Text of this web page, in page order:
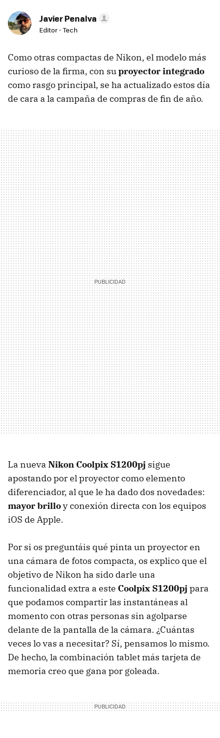
Javier Penalva
Editor - Tech
Como otras compactas de Nikon, el modelo más
curioso de la firma, con suproyector integrado
como rasgo principal, se ha actualizado estos día
de cara a la campaña de compras de fin de año.
La nueva Nikon Coolpix S1200pj sigue
apostando por el proyector como elemento
diferenciador, al que le ha dado dos novedades:
mayor brilloy conexión directa con los equipos
iOS de Apple.
Por si os preguntáis qué pinta un proyector en
una cámara de fotos compacta, os explico que el
objetivo de Nikon ha sido darle una
funcionalidad extra a este Coolpix S1200pj para
que podamos compartir las instantáneas al
momento con otras personas sin agolparse
delante de la pantalla de la cámara. ¿Cuántas
veces lo vas a necesitar? Sí, pensamos lo mismo.
De hecho, la combinación tablet más tarjeta de
memoria creo que gana por goleada.